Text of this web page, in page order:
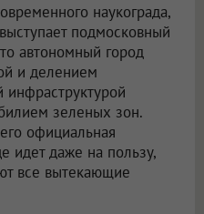
наукограда,
подмосковный
автономный город
и делением
инфраструктурой
зеленых зон.
официальная
идет даже на пользу,
все вытекающие